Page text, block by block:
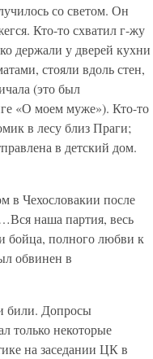
со светом. Он
Кто-то схватил г-жу
держали у дверей кухни
стояли вдоль стен,
(это был
«О моем муже»). Кто-то
в лесу близ Праги;
в детский дом.
в Чехословакии после
наша партия, весь
бойца, полного любви к
обвинен в
били. Допросы
только некоторые
на заседании ЦК в